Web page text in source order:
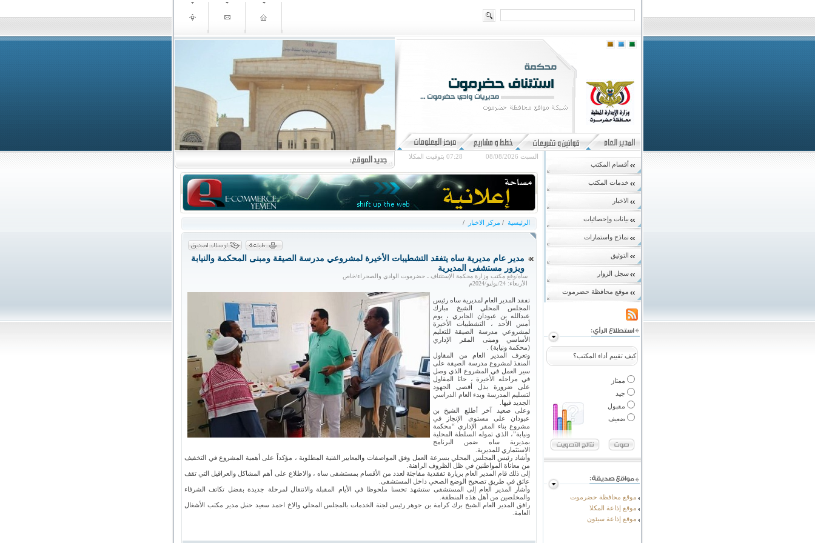
السبت 08/08/2026 07:28 بتوقيت المكلا
أقسام المكتب
خدمات المكتب
الاخبار
بيانات وإحصائيات
نماذج واستمارات
التوثيق
سجل الزوار
موقع محافظة حضرموت
كيف تقييم أداء المكتب؟
ممتاز
جيد
مقبول
ضعيف
موقع محافظة حضرموت
موقع إذاعة المكلا
موقع إذاعة سيئون
الرئيسية / مركز الاخبار /
مدير عام مديرية ساه يتفقد التشطيبات الأخيرة لمشروعي مدرسة الصيقة ومبنى المحكمة والنيابة
ويزور مستشفى المديرية
ساه/وقع مكتب وزارة محكمة الإستئناف ـ حضرموت الوادي والصحراء/خاص
الأربعاء: 24/يوليو/2024م
تفقد المدير العام لمديرية ساه رئيس
المجلس المحلي الشيخ مبارك
عبدالله بن عبودان الجابري ، يوم
أمس الأحد ، التشطيبات الأخيرة
لمشروعي مدرسة الصيقة للتعليم
الأساسي ومبنى المقر الإداري
(محكمة ونيابة) .
وتعرف المدير العام من المقاول
المنفذ لمشروع مدرسة الصيقة على
سير العمل في المشروع الذي وصل
في مراحله الأخيرة ، حاثا المقاول
على ضرورة بذل أقصى الجهود
لتسليم المدرسة وبدء العام الدراسي
الجديد فيها.
وعلى صعيد آخر أطلع الشيخ بن
عبودان على مستوى الإنجاز في
مشروع بناء المقر الإداري “محكمة
ونيابة”، الذي تموله السلطة المحلية
بمديرية ساه ضمن البرنامج
الاستثماري للمديرية.
وأشاد رئيس المجلس المحلي بسرعة العمل وفق المواصفات والمعايير الفنية المطلوبة ، مؤكداً على أهمية المشروع في التخفيف
من معاناة المواطنين في ظل الظروف الراهنة.
إلى ذلك قام المدير العام بزيارة تفقدية مفاجئة لعدد من الأقسام بمستشفى ساه ، والاطلاع على أهم المشاكل والعراقيل التي تقف
عائق في طريق تصحيح الوضع الصحي داخل المستشفى.
وأشار المدير العام إلى المستشفى ستشهد تحسنا ملحوظا في الأيام المقبلة والانتقال لمرحلة جديدة بفضل تكاتف الشرفاء
والمخلصين من أهل هذه المنطقة.
رافق المدير العام الشيخ برك كرامة بن جوهر رئيس لجنة الخدمات بالمجلس المحلي والاخ احمد سعيد حنبل مدير مكتب الأشغال
العامة.